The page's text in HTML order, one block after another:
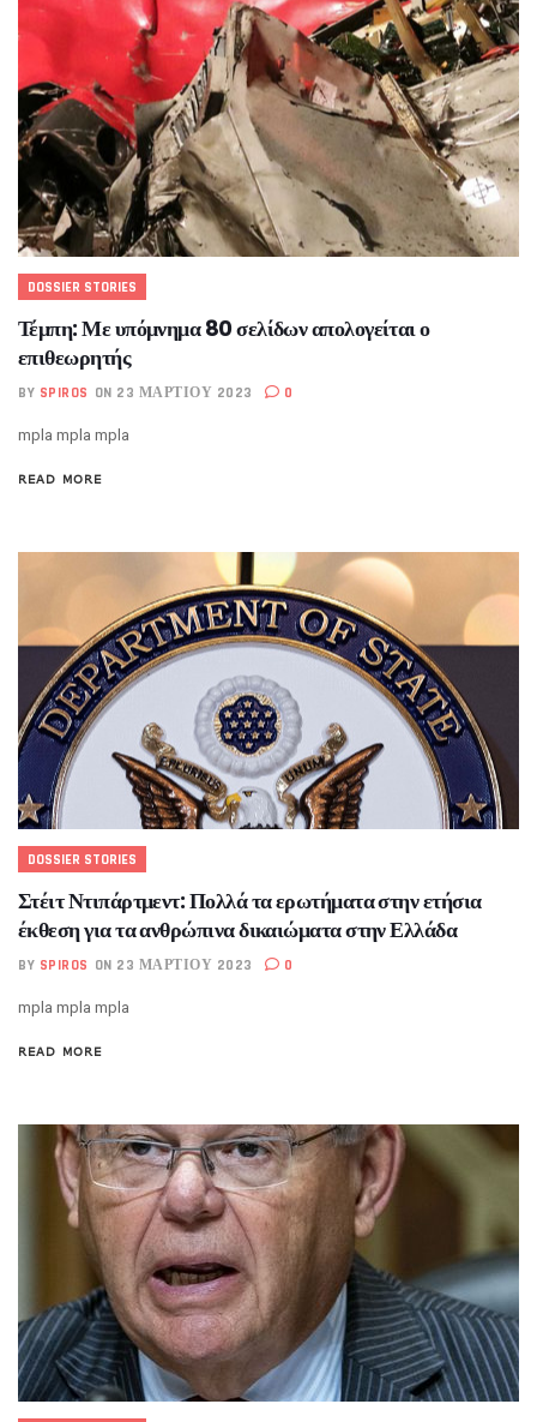
DOSSIER STORIES
Τέμπη: Με υπόμνημα 80 σελίδων απολογείται ο
επιθεωρητής
BY SPIROS ON 23 ΜΑΡΤΊΟΥ 2023 0
mpla mpla mpla
READ MORE
DOSSIER STORIES
Στέιτ Ντιπάρτμεντ: Πολλά τα ερωτήματα στην ετήσια
έκθεση για τα ανθρώπινα δικαιώματα στην Ελλάδα
BY SPIROS ON 23 ΜΑΡΤΊΟΥ 2023 0
mpla mpla mpla
READ MORE